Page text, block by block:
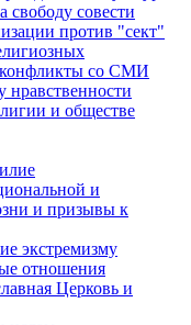
свободу совести
против "сект"
конфликты со СМИ
и обществе
и
и призывы к
экстремизму
отношения
Церковь и